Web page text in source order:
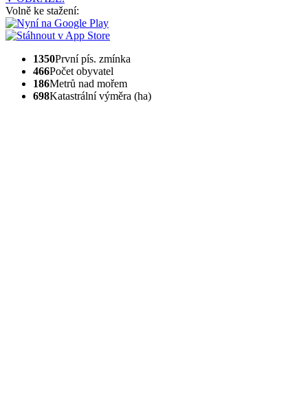
Volně ke stažení:
1350První pís. zmínka
466Počet obyvatel
186Metrů nad mořem
698Katastrální výměra (ha)